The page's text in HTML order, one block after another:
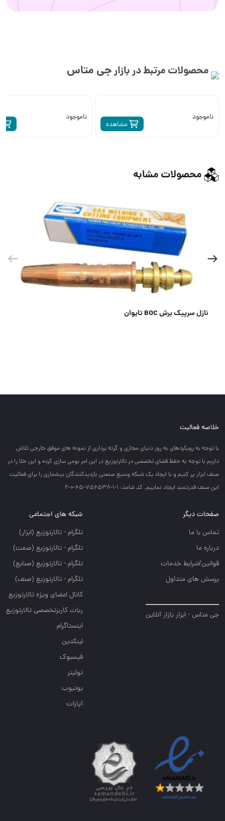
محصولات مرتبط در بازارجی متاس
مشاهده
ناموجود ناموجود
محصولات مشابه
نازل سرپیک برش BOC تایوان
خلاصه فعالیت
با توجه به رويكردهاي به روز دنياي مجازي و گرته برداري از نمونه هاي موفق خارجي تلاش
داريم با توجه به حفظ فضاي تخصصي در تالارتوزيع در اين امر بومي سازي كرده و اين خلا را در
صنف ابزار پر كنيم و با ايجاد يك شبكه وسيع صنعتي بازديدكنندگان بيشماري را براي فعاليت
اين صنف قدرتمند ايجاد نماييم. کد شامد: 1-1-756538-65-0-2
صفحات دیگر
تماس با ما
درباره ما
قوانین/شرایط خدمات
پرسش های متداول
جی متاس - ابزار بازار آنلاین
شبکه های اجتماعی
تلگرام - تالارتوزيع (ابزار)
تلگرام - تالارتوزيع (صمت)
تلگرام - تالارتوزيع (صنايع)
تلگرام - تالارتوزیع (صنف)
کانال اعضای ویژه تالارتوزیع
ربات کاربرتخصصی تالارتوزیع
اینستاگرام
لینکدین
فیسبوک
توئیتر
یوتیوب
آپارات